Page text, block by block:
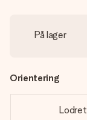
På lager
Orientering
Lodret